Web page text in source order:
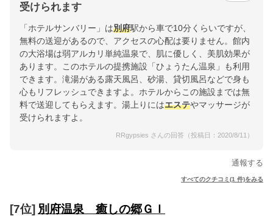
受けられます
「ホテルサンバリー」は別府駅から車で10分くらいですが、
無料の送迎があるので、アクセスの心配は要りません。館内
の大浴場は弱アルカリ単純温泉で、肌に優しく、美肌効果が
あります。このホテルの提携施設「ひょうたん温泉」も利用
できます。滝湯がある露天風呂、砂湯、貸切風呂などで身も
心もリフレッシュできますよ。ホテルからこの施設までは無
料で送迎してもらえます。湯上りにはエステやマッサージが
受けられますよ。
RRgypsies さんの回答（投稿日：2020/8/11）
通報する
すべてのクチコミ(1 件)をみる
[7位] 別府温泉 癒しの郷ＧＩ